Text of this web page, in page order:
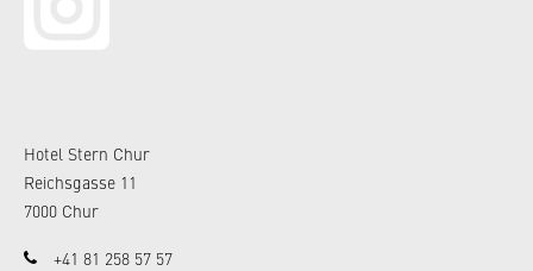
Hotel Stern Chur
Reichsgasse 11
7000 Chur
+41 81 258 57 57